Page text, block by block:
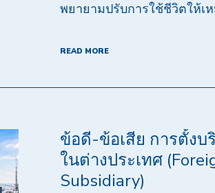
พยายามปรับการใช้ชีวิตให้เ
READ MORE
ข้อดี-ข้อเสีย การตั้งบ
ในต่างประเทศ
Subsidiary)